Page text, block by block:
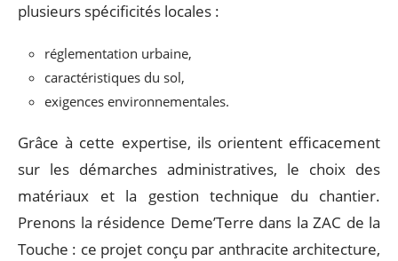
plusieurs spécificités locales :
réglementation urbaine,
caractéristiques du sol,
exigences environnementales.
Grâce à cette expertise, ils orientent efficacement
sur les démarches administratives, le choix des
matériaux et la gestion technique du chantier.
Prenons la résidence Deme’Terre dans la ZAC de la
Touche : ce projet conçu par anthracite architecture,